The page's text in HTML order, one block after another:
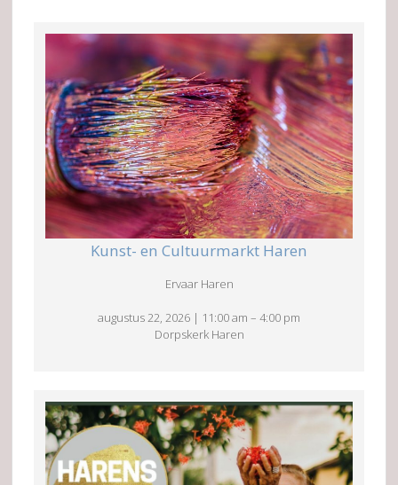
Kunst- en Cultuurmarkt Haren
Ervaar Haren
augustus 22, 2026 | 11:00 am – 4:00 pm
Dorpskerk Haren